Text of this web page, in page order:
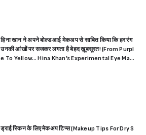
हिना खान ने अपने बोल्ड आई मेकअप से साबित किया कि हर रंग
उनकी आंखों पर सजकर लगता है बेहद ख़ूबसूरत! (From Purpl
e To Yellow… Hina Khan’s Experimental Eye Make
ड्राई स्किन के लिए मेकअप टिप्स (Makeup Tips For Dry S